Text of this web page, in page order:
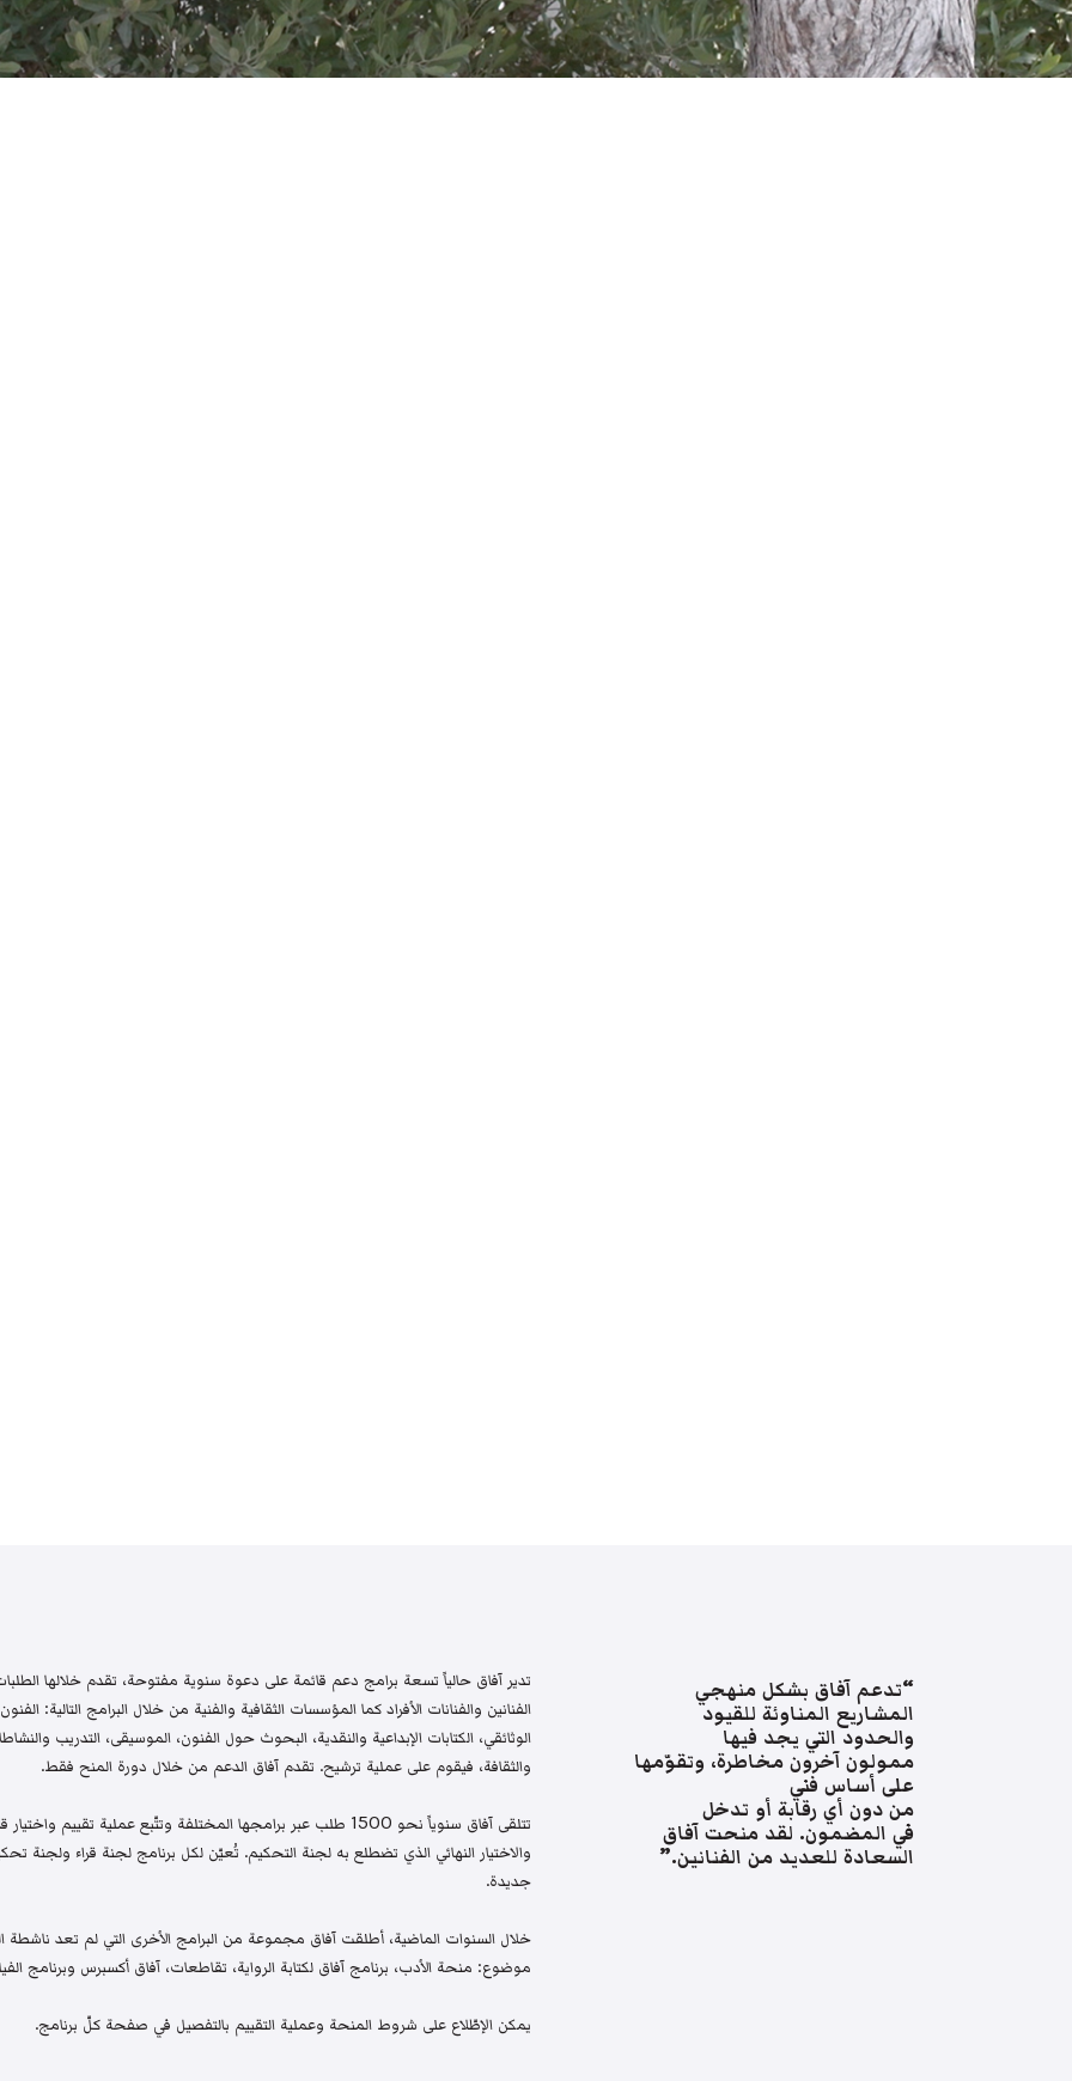
“تدعم آفاق بشكل منهجي
المشاريع المناوئة للقيود
والحدود التي يجد فيها
ممولون آخرون مخاطرة، وتقوّمها
على أساس فني
من دون أي رقابة أو تدخل
في المضمون. لقد منحت آفاق
السعادة للعديد من الفنانين.”
تدير آفاق حالياً تسعة برامج دعم قائمة على دعوة سنوية مفتوحة، تقدم خلالها
الفنانين والفنانات الأفراد كما المؤسسات الثقافية والفنية من خلال البرامج التالية:
الوثائقي، الكتابات الإبداعية والنقدية، البحوث حول الفنون، الموسيقى، التدريب
والثقافة، فيقوم على عملية ترشيح. تقدم آفاق الدعم من خلال دورة المنح فقط.
تتلقى آفاق سنوياً نحو 1500 طلب عبر برامجها المختلفة وتتّبع عملية
والاختيار النهائي الذي تضطلع به لجنة التحكيم. تُعيّن لكل برنامج لجنة قراء
جديدة.
خلال السنوات الماضية، أطلقت آفاق مجموعة من البرامج الأخرى التي لم تعد ناشطة
موضوع: منحة الأدب، برنامج آفاق لكتابة الرواية، تقاطعات، آفاق أكسبرس وبرنامج
يمكن الإطّلاع على شروط المنحة وعملية التقييم بالتفصيل في صفحة كلّ برنامج.